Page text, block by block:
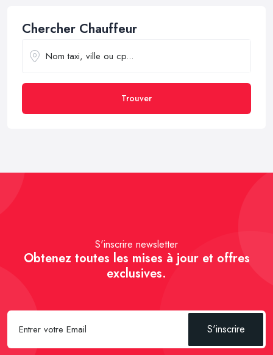
Chercher Chauffeur
Trouver
S'inscrire newsletter
Obtenez toutes les mises à jour et offres
exclusives.
S'inscrire